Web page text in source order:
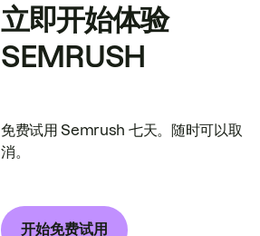
立即开始体验
SEMRUSH
免费试用 Semrush 七天。随时可以取
消。
开始免费试用